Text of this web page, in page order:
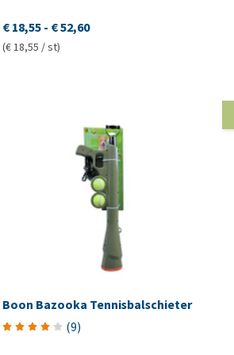
€ 18,55 - € 52,60
(€ 18,55 / st)
Boon Bazooka Tennisbalschieter
(9)